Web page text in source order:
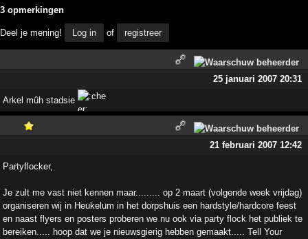
3 opmerkingen
Deel je mening! Log in of registreer
25 januari 2007 20:31
Arkel mûh stadsie
21 februari 2007 12:42
Partyflocker,
Je zult me vast niet kennen maar......... op 2 maart (volgende week vrijdag)
organiseren wij in Heukelum in het dorpshuis een hardstyle/hardcore feest
en naast flyers en posters proberen we nu ook via party flock het publiek te
bereiken..... hoop dat we je nieuwsgierig hebben gemaakt..... Tell Your